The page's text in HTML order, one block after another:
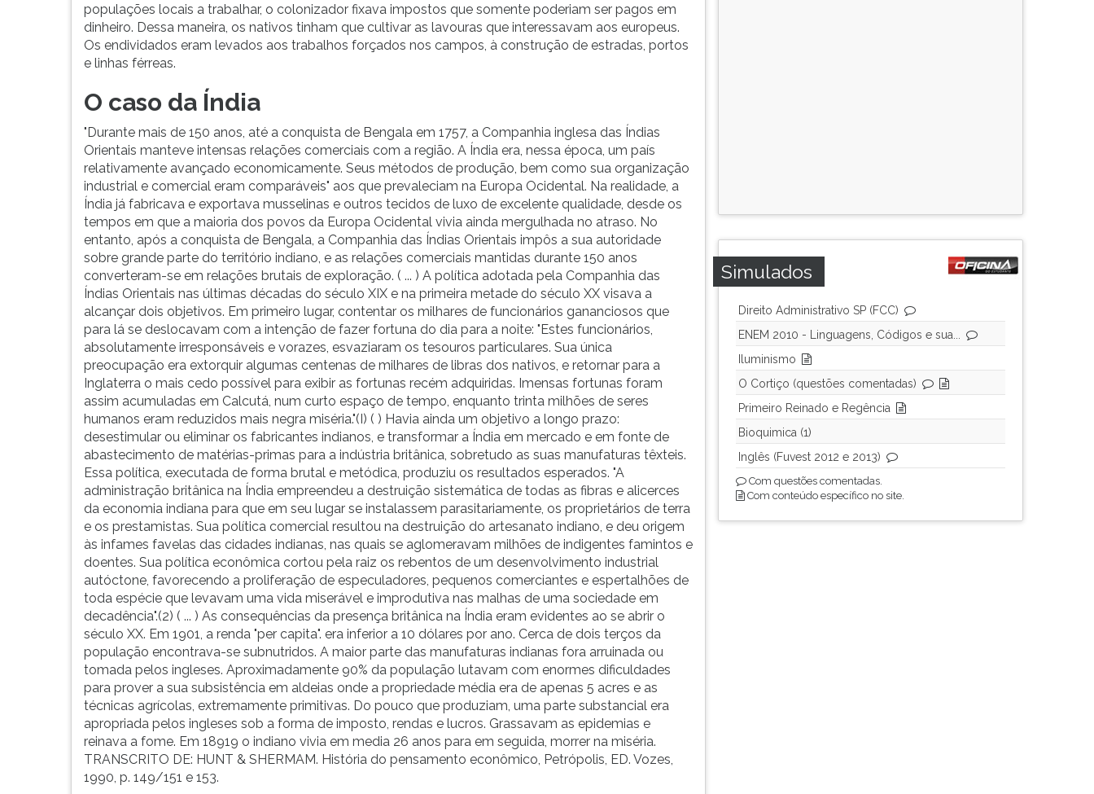
populações locais a trabalhar, o colonizador fixava impostos que somente poderiam ser pagos em
dinheiro. Dessa maneira, os nativos tinham que cultivar as lavouras que interessavam aos europeus.
Os endividados eram levados aos trabalhos forçados nos campos, à construção de estradas, portos
e linhas férreas.
O caso da Índia
"Durante mais de 150 anos, até a conquista de Bengala em 1757, a Companhia inglesa das Índias
Orientais manteve intensas relações comerciais com a região. A Índia era, nessa época, um país
relativamente avançado economicamente. Seus métodos de produção, bem como sua organização
industrial e comercial eram comparáveis" aos que prevaleciam na Europa Ocidental. Na realidade, a
Índia já fabricava e exportava musselinas e outros tecidos de luxo de excelente qualidade, desde os
tempos em que a maioria dos povos da Europa Ocidental vivia ainda mergulhada no atraso. No
entanto, após a conquista de Bengala, a Companhia das Índias Orientais impôs a sua autoridade
sobre grande parte do território indiano, e as relações comerciais mantidas durante 150 anos
converteram-se em relações brutais de exploração. ( ... ) A política adotada pela Companhia das
Índias Orientais nas últimas décadas do século XIX e na primeira metade do século XX visava a
alcançar dois objetivos. Em primeiro lugar, contentar os milhares de funcionários gananciosos que
para lá se deslocavam com a intenção de fazer fortuna do dia para a noite: "Estes funcionários,
absolutamente irresponsáveis e vorazes, esvaziaram os tesouros particulares. Sua única
preocupação era extorquir algumas centenas de milhares de libras dos nativos, e retornar para a
Inglaterra o mais cedo possível para exibir as fortunas recém adquiridas. Imensas fortunas foram
assim acumuladas em Calcutá, num curto espaço de tempo, enquanto trinta milhões de seres
humanos eram reduzidos mais negra miséria."(I) ( ) Havia ainda um objetivo a longo prazo:
desestimular ou eliminar os fabricantes indianos, e transformar a Índia em mercado e em fonte de
abastecimento de matérias-primas para a indústria britânica, sobretudo as suas manufaturas têxteis.
Essa política, executada de forma brutal e metódica, produziu os resultados esperados. "A
administração britânica na Índia empreendeu a destruição sistemática de todas as fibras e alicerces
da economia indiana para que em seu lugar se instalassem parasitariamente, os proprietários de terra
e os prestamistas. Sua política comercial resultou na destruição do artesanato indiano, e deu origem
às infames favelas das cidades indianas, nas quais se aglomeravam milhões de indigentes famintos e
doentes. Sua política econômica cortou pela raiz os rebentos de um desenvolvimento industrial
autóctone, favorecendo a proliferação de especuladores, pequenos comerciantes e espertalhões de
toda espécie que levavam uma vida miserável e improdutiva nas malhas de uma sociedade em
decadência".(2) ( ... ) As consequências da presença britânica na Índia eram evidentes ao se abrir o
século XX. Em 1901, a renda "per capita". era inferior a 10 dólares por ano. Cerca de dois terços da
população encontrava-se subnutridos. A maior parte das manufaturas indianas fora arruinada ou
tomada pelos ingleses. Aproximadamente 90% da população lutavam com enormes dificuldades
para prover a sua subsistência em aldeias onde a propriedade média era de apenas 5 acres e as
técnicas agrícolas, extremamente primitivas. Do pouco que produziam, uma parte substancial era
apropriada pelos ingleses sob a forma de imposto, rendas e lucros. Grassavam as epidemias e
reinava a fome. Em 18919 o indiano vivia em media 26 anos para em seguida, morrer na miséria.
TRANSCRITO DE: HUNT & SHERMAM. História do pensamento econômico, Petrópolis, ED. Vozes,
1990, p. 149/151 e 153.
Simulados
Direito Administrativo SP (FCC)
ENEM 2010 - Linguagens, Códigos e sua...
Iluminismo
O Cortiço (questões comentadas)
Primeiro Reinado e Regência
Bioquimica (1)
Inglês (Fuvest 2012 e 2013)
Com questões comentadas.
Com conteúdo específico no site.